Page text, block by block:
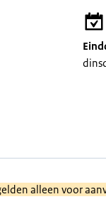
alleen voor